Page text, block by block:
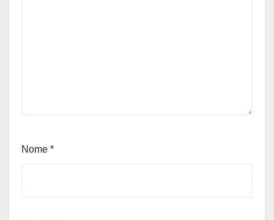
Nome *